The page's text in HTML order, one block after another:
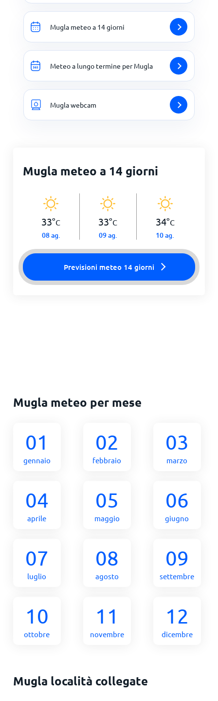
Mugla meteo a 14 giorni
Meteo a lungo termine per Mugla
Mugla webcam
Mugla meteo a 14 giorni
33°C
08 ag.
33°C
09 ag.
34°C
10 ag.
Previsioni meteo 14 giorni
Mugla meteo per mese
01
gennaio
02
febbraio
03
marzo
04
aprile
05
maggio
06
giugno
07
luglio
08
agosto
09
settembre
10
ottobre
11
novembre
12
dicembre
Mugla località collegate